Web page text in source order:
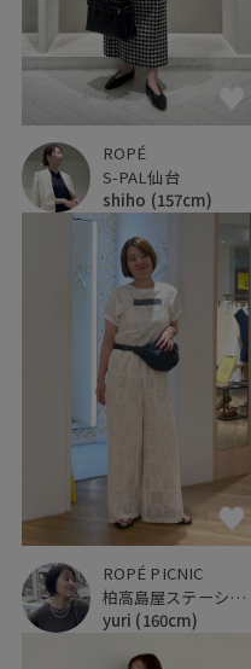
ROPÉ
S-PAL仙台
shiho (157cm)
ROPÉ PICNIC
柏高島屋ステーションモール
yuri (160cm)